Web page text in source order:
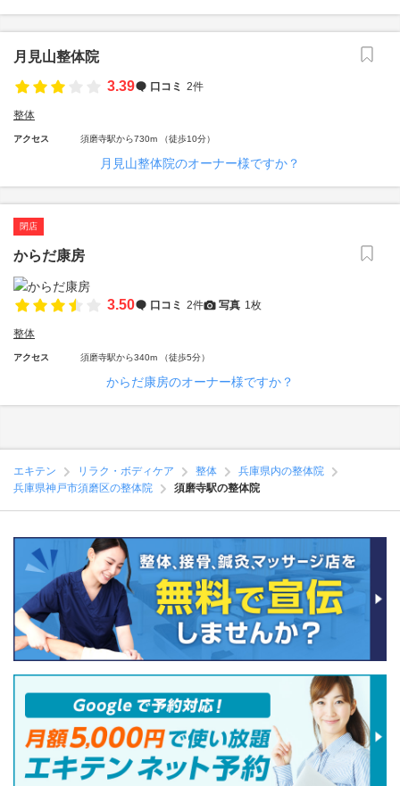
月見山整体院
3.39
口コミ 2件
整体
アクセス 須磨寺駅から730m （徒歩10分）
月見山整体院のオーナー様ですか？
閉店
からだ康房
3.50 口コミ 2件 写真 1枚
整体
アクセス 須磨寺駅から340m （徒歩5分）
からだ康房のオーナー様ですか？
エキテン リラク・ボディケア 整体
兵庫県内の整体院
兵庫県神戸市須磨区の整体院
須磨寺駅の整体院